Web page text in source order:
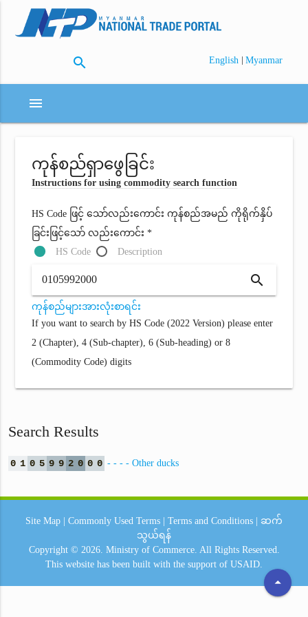
search English | Myanmar
menu
ကုန်စည်ရှာဖွေခြင်း
Instructions for using commodity search function
HS Code ဖြင့် သော်လည်းကောင်း ကုန်စည်အမည် ကိုရိုက်နှိပ်
ခြင်းဖြင့်သော် လည်းကောင်း *
HS Code
Description
search
ကုန်စည်များအားလုံးစာရင်း
If you want to search by HS Code (2022 Version) please enter
2 (Chapter), 4 (Sub-chapter), 6 (Sub-heading) or 8
(Commodity Code) digits
Search Results
0 1 0 5 9 9 2 0 0 0 - - - - Other ducks
arrow_drop_up
Site Map Commonly Used Terms Terms and Conditions
ဆက်
သွယ်ရန်
Copyright © 2026. Ministry of Commerce. All Rights Reserved.
This website has been built with the support of USAID.